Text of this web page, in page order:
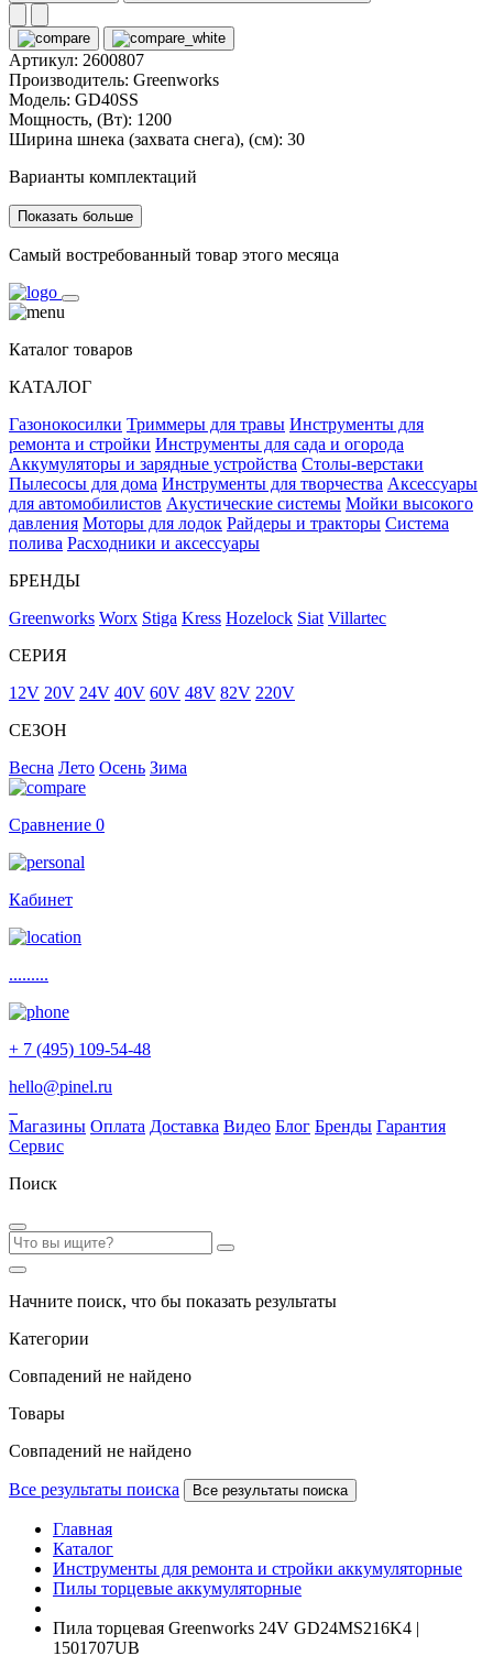
Артикул: 2600807
Производитель: Greenworks
Модель: GD40SS
Мощность, (Вт): 1200
Ширина шнека (захвата снега), (см): 30
Варианты комплектаций
Показать больше
Самый востребованный товар этого месяца
Каталог товаров
КАТАЛОГ
Газонокосилки Триммеры для травы Инструменты для
ремонта и стройки Инструменты для сада и огорода
Аккумуляторы и зарядные устройства Столы-верстаки
Пылесосы для дома Инструменты для творчества Аксессуары
для автомобилистов Акустические системы Мойки высокого
давления Моторы для лодок Райдеры и тракторы Система
полива Расходники и аксессуары
БРЕНДЫ
Greenworks Worx Stiga Kress Hozelock Siat Villartec
СЕРИЯ
12V 20V 24V 40V 60V 48V 82V 220V
СЕЗОН
Весна Лето Осень Зима
Сравнение 0
Кабинет
.........
+ 7 (495) 109-54-48
hello@pinel.ru
Магазины Оплата Доставка Видео Блог Бренды Гарантия
Сервис
Поиск
Начните поиск, что бы показать результаты
Категории
Совпадений не найдено
Товары
Совпадений не найдено
Все результаты поиска Все результаты поиска
Главная
Каталог
Инструменты для ремонта и стройки аккумуляторные
Пилы торцевые аккумуляторные
Пила торцевая Greenworks 24V GD24MS216K4 |
1501707UB